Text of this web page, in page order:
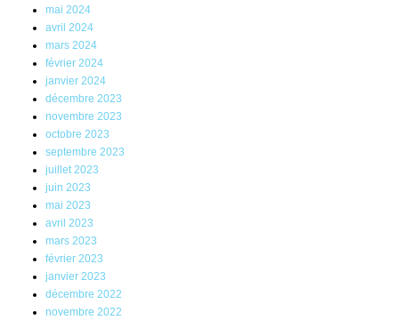
mai 2024
avril 2024
mars 2024
février 2024
janvier 2024
décembre 2023
novembre 2023
octobre 2023
septembre 2023
juillet 2023
juin 2023
mai 2023
avril 2023
mars 2023
février 2023
janvier 2023
décembre 2022
novembre 2022